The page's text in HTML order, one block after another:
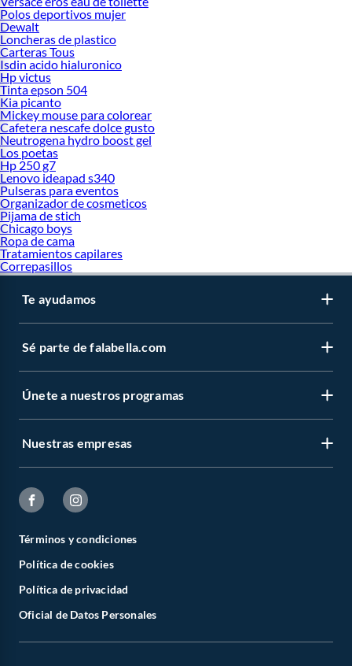
Polos deportivos mujer
Dewalt
Loncheras de plastico
Carteras Tous
Isdin acido hialuronico
Hp victus
Tinta epson 504
Kia picanto
Mickey mouse para colorear
Cafetera nescafe dolce gusto
Neutrogena hydro boost gel
Los poetas
Hp 250 g7
Lenovo ideapad s340
Pulseras para eventos
Organizador de cosmeticos
Pijama de stich
Chicago boys
Ropa de cama
Tratamientos capilares
Correpasillos
Te ayudamos
Sé parte de falabella.com
Únete a nuestros programas
Nuestras empresas
Términos y condiciones
Política de cookies
Política de privacidad
Oficial de Datos Personales